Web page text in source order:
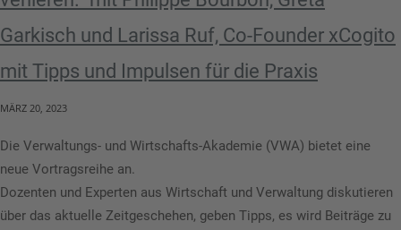
Garkisch und Larissa Ruf, Co-Founder xCogito
mit Tipps und Impulsen für die Praxis
MÄRZ 20, 2023
Die Verwaltungs- und Wirtschafts-Akademie (VWA) bietet eine
neue Vortragsreihe an.
Dozenten und Experten aus Wirtschaft und Verwaltung diskutieren
über das aktuelle Zeitgeschehen, geben Tipps, es wird Beiträge zu